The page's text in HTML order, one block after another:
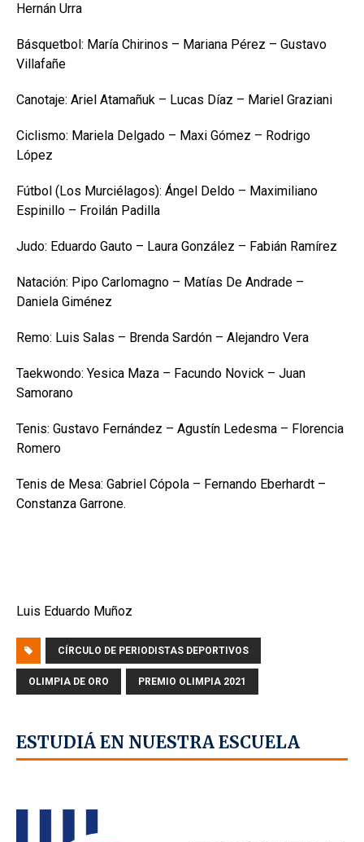
Hernán Urra
Básquetbol: María Chirinos – Mariana Pérez – Gustavo
Villafañe
Canotaje: Ariel Atamañuk – Lucas Díaz – Mariel Graziani
Ciclismo: Mariela Delgado – Maxi Gómez – Rodrigo
López
Fútbol (Los Murciélagos): Ángel Deldo – Maximiliano
Espinillo – Froilán Padilla
Judo: Eduardo Gauto – Laura González – Fabián Ramírez
Natación: Pipo Carlomagno – Matías De Andrade –
Daniela Giménez
Remo: Luis Salas – Brenda Sardón – Alejandro Vera
Taekwondo: Yesica Maza – Facundo Novick – Juan
Samorano
Tenis: Gustavo Fernández – Agustín Ledesma – Florencia
Romero
Tenis de Mesa: Gabriel Cópola – Fernando Eberhardt –
Constanza Garrone.
Luis Eduardo Muñoz
CÍRCULO DE PERIODISTAS DEPORTIVOS
OLIMPIA DE ORO PREMIO OLIMPIA 2021
ESTUDIÁ EN NUESTRA ESCUELA